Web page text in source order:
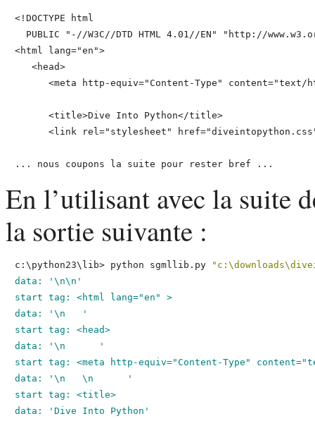
<!DOCTYPE html
PUBLIC "-//W3C//DTD HTML 4.01//EN" "http://
<html lang="en">
   <head>
<meta http-equiv="Content-Type" content="text/
      <title>Dive Into Python</title>
<link rel="stylesheet"
En l’utilisant avec la suite
la sortie suivante :
c:\python23\lib> python sgmllib.py
data: '\n\n'
start tag: <html lang="en" >
data: '\n   '
start tag: <head>
data: '\n      '
start tag: <meta http-equiv="Content-Type"
data: '\n   \n      '
start tag: <title>
data: 'Dive Into Python'